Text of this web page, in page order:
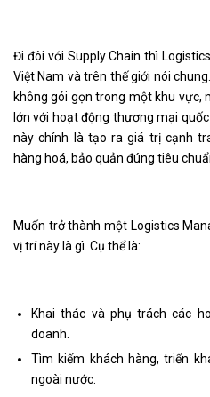
Đi đôi với Supply Chain thì
Việt Nam và trên thế giới nói
không gói gọn trong một khu vực,
lớn với hoạt động thương mại
này chính là tạo ra giá trị cạnh
hàng hoá, bảo quản đúng tiêu
Muốn trở thành một Logistics
vị trí này là gì. Cụ thể là:
Khai thác và phụ trách các
doanh.
Tìm kiếm khách hàng, triển
ngoài nước.